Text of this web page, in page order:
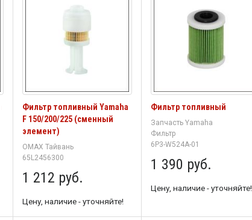
Фильтр топливный Yamaha
F 150/200/225 (сменный
элемент)
OMAX Тайвань
65L2456300
1 212 руб.
Цену, наличие - уточняйте!
Фильтр топливный
Запчасть Yamaha
Фильтр
6P3-W524A-01
1 390 руб.
Цену, наличие - уточняйте!